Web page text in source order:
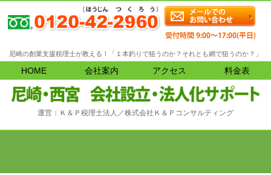
尼崎の創業支援税理士が教える！「１本釣りで狙うのか？それとも網で狙うのか？」
HOME 会社案内 アクセス 料金表
運営：Ｋ＆Ｐ税理士法人／株式会社Ｋ＆Ｐコンサルティング